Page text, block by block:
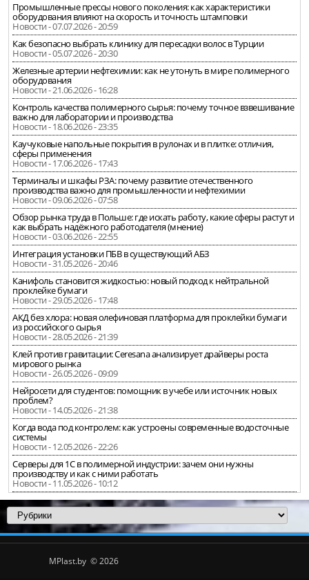
Промышленные прессы нового поколения: как характеристики
оборудования влияют на скорость и точность штамповки
Новости - 07.07.2026 - 20:59
Как безопасно выбрать клинику для пересадки волос в Турции
Новости - 05.07.2026 - 20:30
Железные артерии нефтехимии: как не утонуть в мире полимерного
оборудования
Новости - 21.06.2026 - 16:28
Контроль качества полимерного сырья: почему точное взвешивание
важно для лаборатории и производства
Новости - 18.06.2026 - 23:35
Каучуковые напольные покрытия в рулонах и в плитке: отличия,
сферы применения
Новости - 17.06.2026 - 17:43
Терминалы и шкафы РЗА: почему развитие отечественного
производства важно для промышленности и нефтехимии
Новости - 09.06.2026 - 07:58
Обзор рынка труда в Польше: где искать работу, какие сферы растут и
как выбрать надёжного работодателя (мнение)
Новости - 03.06.2026 - 22:55
Интеграция установки ПБВ в существующий АБЗ
Новости - 31.05.2026 - 20:46
Канифоль становится жидкостью: новый подход к нейтральной
проклейке бумаги
Новости - 29.05.2026 - 17:48
АКД без хлора: новая олефиновая платформа для проклейки бумаги
из российского сырья
Новости - 28.05.2026 - 21:39
Клей против гравитации: Ceresana анализирует драйверы роста
мирового рынка
Новости - 26.05.2026 - 09:09
Нейросети для студентов: помощник в учебе или источник новых
проблем?
Новости - 14.05.2026 - 21:38
Когда вода под контролем: как устроены современные водосточные
системы
Новости - 12.05.2026 - 22:26
Серверы для 1С в полимерной индустрии: зачем они нужны
производству и как с ними работать
Новости - 11.05.2026 - 10:12
MPlast.by © 2026